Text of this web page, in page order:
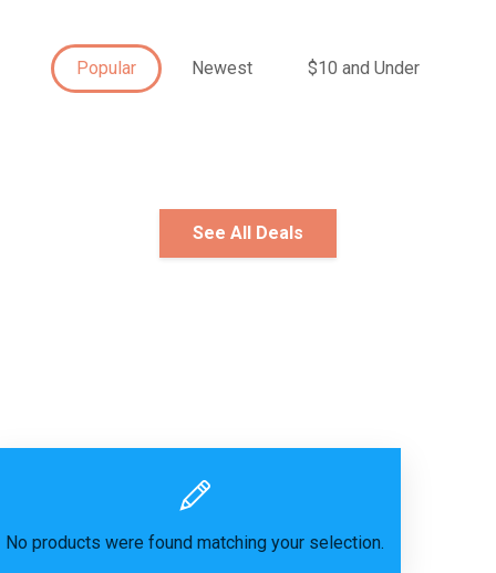
Popular Newest $10 and Under
See All Deals
No products were found matching your selection.